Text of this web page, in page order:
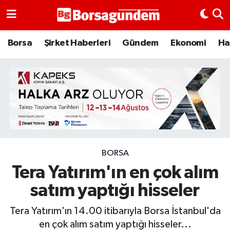
Borsa Şirket Haberleri Gündem Ekonomi
BORSA
Tera Yatırım'ın en çok alım
satım yaptığı hisseler
Tera Yatırım'ın 14.00 itibarıyla Borsa İstanbul'da
en çok alım satım yaptığı hisseler...
Borsa
Emtia
Galeri
Bitcoin
Şirket Haberleri
Borsa Gundem